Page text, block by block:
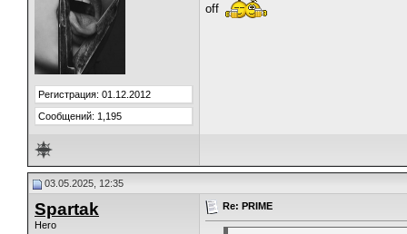
Регистрация: 01.12.2012
Сообщений: 1,195
off
03.05.2025, 12:35
Spartak
Hero
Re: PRIME